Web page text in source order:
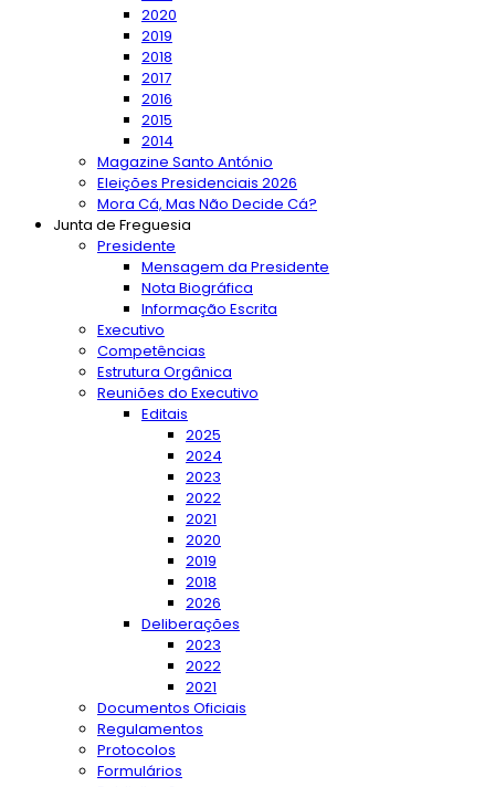
2020
2019
2018
2017
2016
2015
2014
Magazine Santo António
Eleições Presidenciais 2026
Mora Cá, Mas Não Decide Cá?
Junta de Freguesia
Presidente
Mensagem da Presidente
Nota Biográfica
Informação Escrita
Executivo
Competências
Estrutura Orgânica
Reuniões do Executivo
Editais
2025
2024
2023
2022
2021
2020
2019
2018
2026
Deliberações
2023
2022
2021
Documentos Oficiais
Regulamentos
Protocolos
Formulários